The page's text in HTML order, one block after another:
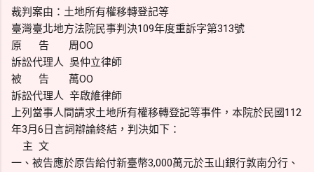
裁判案由：土地所有權移轉登記等
臺灣臺北地方法院民事判決109年度重訴字第313號
原 告 周OO
訴訟代理人 吳仲立律師
被 告 萬OO
訴訟代理人 辛啟維律師
上列當事人間請求土地所有權移轉登記等事件，本院於民國112
年3月6日言詞辯論終結，判決如下：
主 文
一、被告應於原告給付新臺幣3,000萬元於玉山銀行敦南分行、